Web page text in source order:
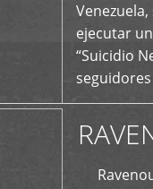
ejecutar
“Suicidio